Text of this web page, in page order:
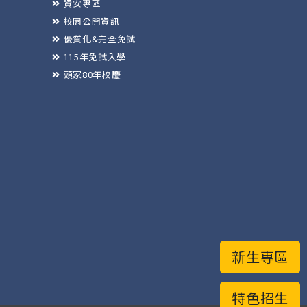
特色招生
新生專區
資安專區
校園公開資訊
優質化&完全免試
115年免試入學
頭家80年校慶